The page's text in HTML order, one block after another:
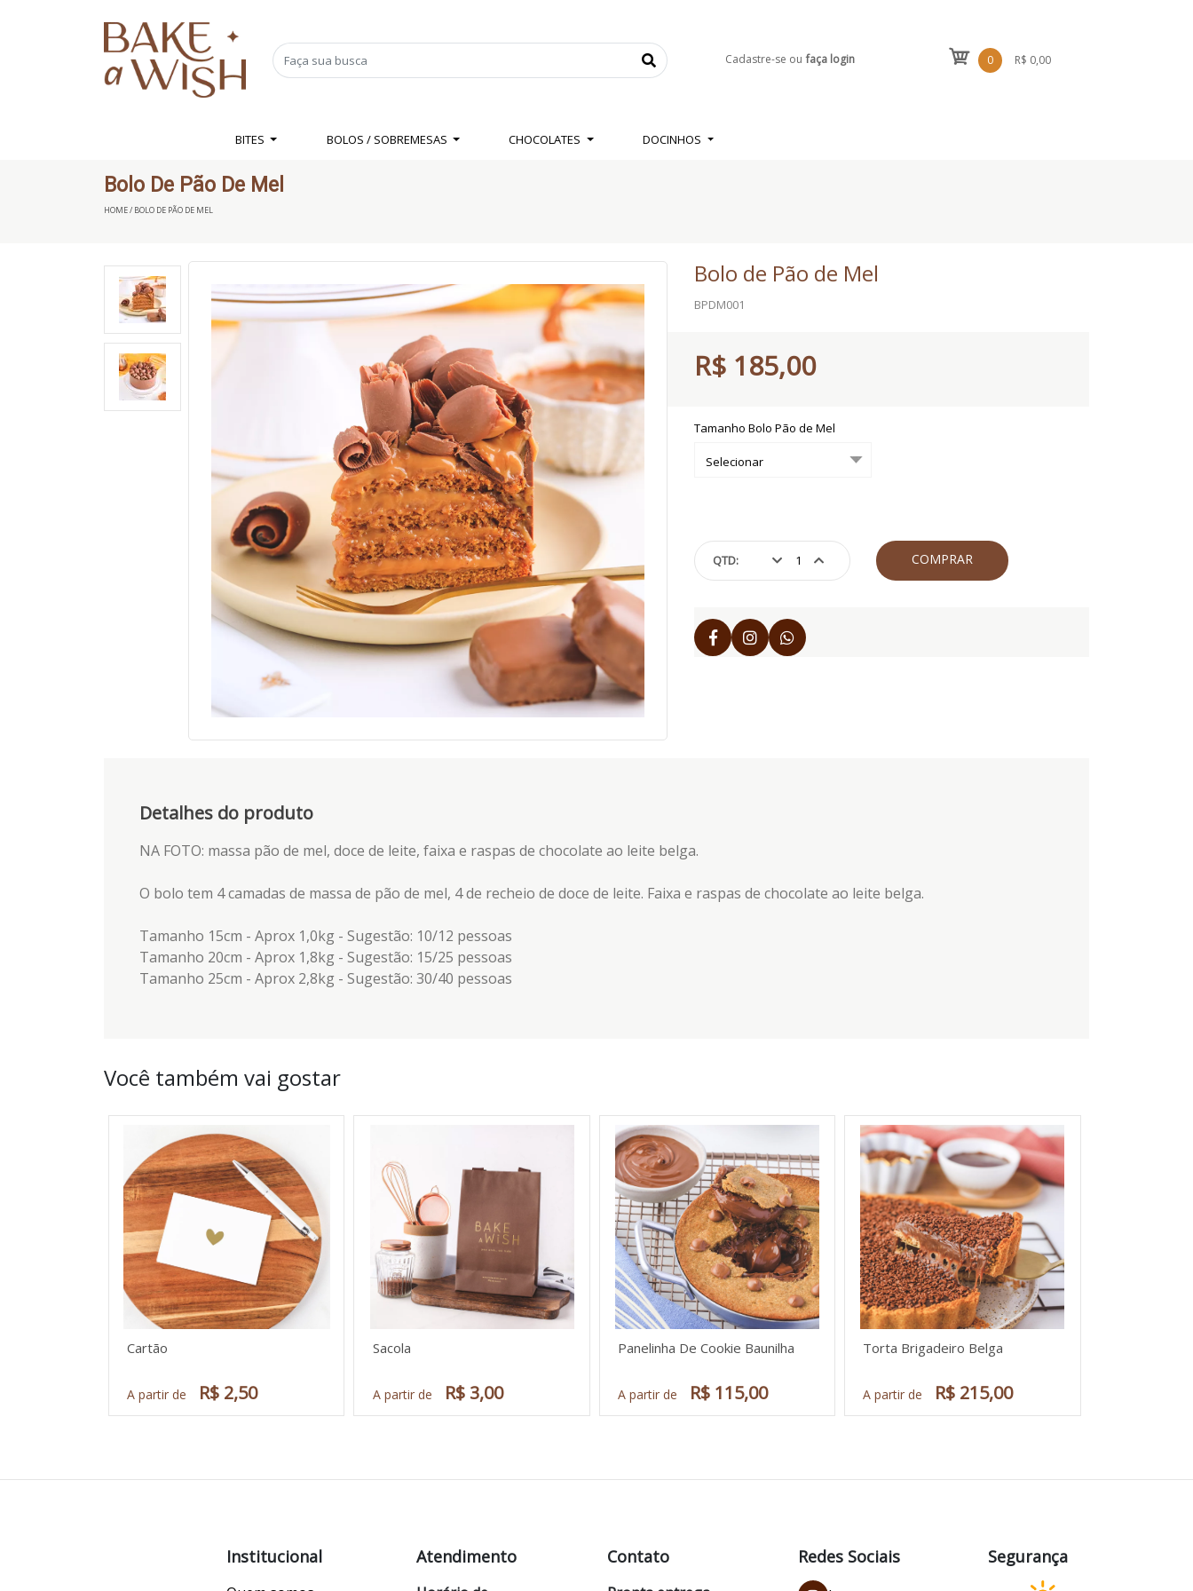
Cadastre-se ou faça login 0 R$ 0,00
BITES BOLOS / SOBREMESAS CHOCOLATES DOCINHOS
Bolo De Pão De Mel
HOME / BOLO DE PÃO DE MEL
Bolo de Pão de Mel
BPDM001
R$ 185,00
Tamanho Bolo Pão de Mel
QTD: COMPRAR
Detalhes do produto
NA FOTO: massa pão de mel, doce de leite, faixa e raspas de chocolate ao leite belga.
O bolo tem 4 camadas de massa de pão de mel, 4 de recheio de doce de leite. Faixa e raspas de chocolate ao leite belga.
Tamanho 15cm - Aprox 1,0kg - Sugestão: 10/12 pessoas
Tamanho 20cm - Aprox 1,8kg - Sugestão: 15/25 pessoas
Tamanho 25cm - Aprox 2,8kg - Sugestão: 30/40 pessoas
Você também vai gostar
Cartão
A partir de R$ 2,50
Sacola
A partir de R$ 3,00
Panelinha De Cookie Baunilha
A partir de R$ 115,00
Torta Brigadeiro Belga
A partir de R$ 215,00
Institucional Atendimento Contato Redes Sociais Segurança